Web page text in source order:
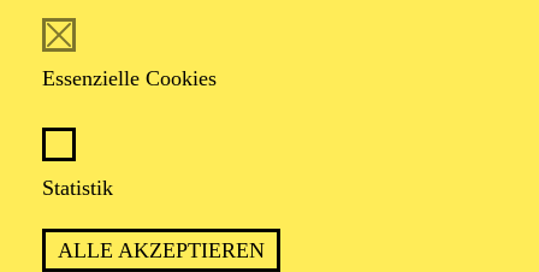
Essenzielle Cookies
Statistik
ALLE AKZEPTIEREN